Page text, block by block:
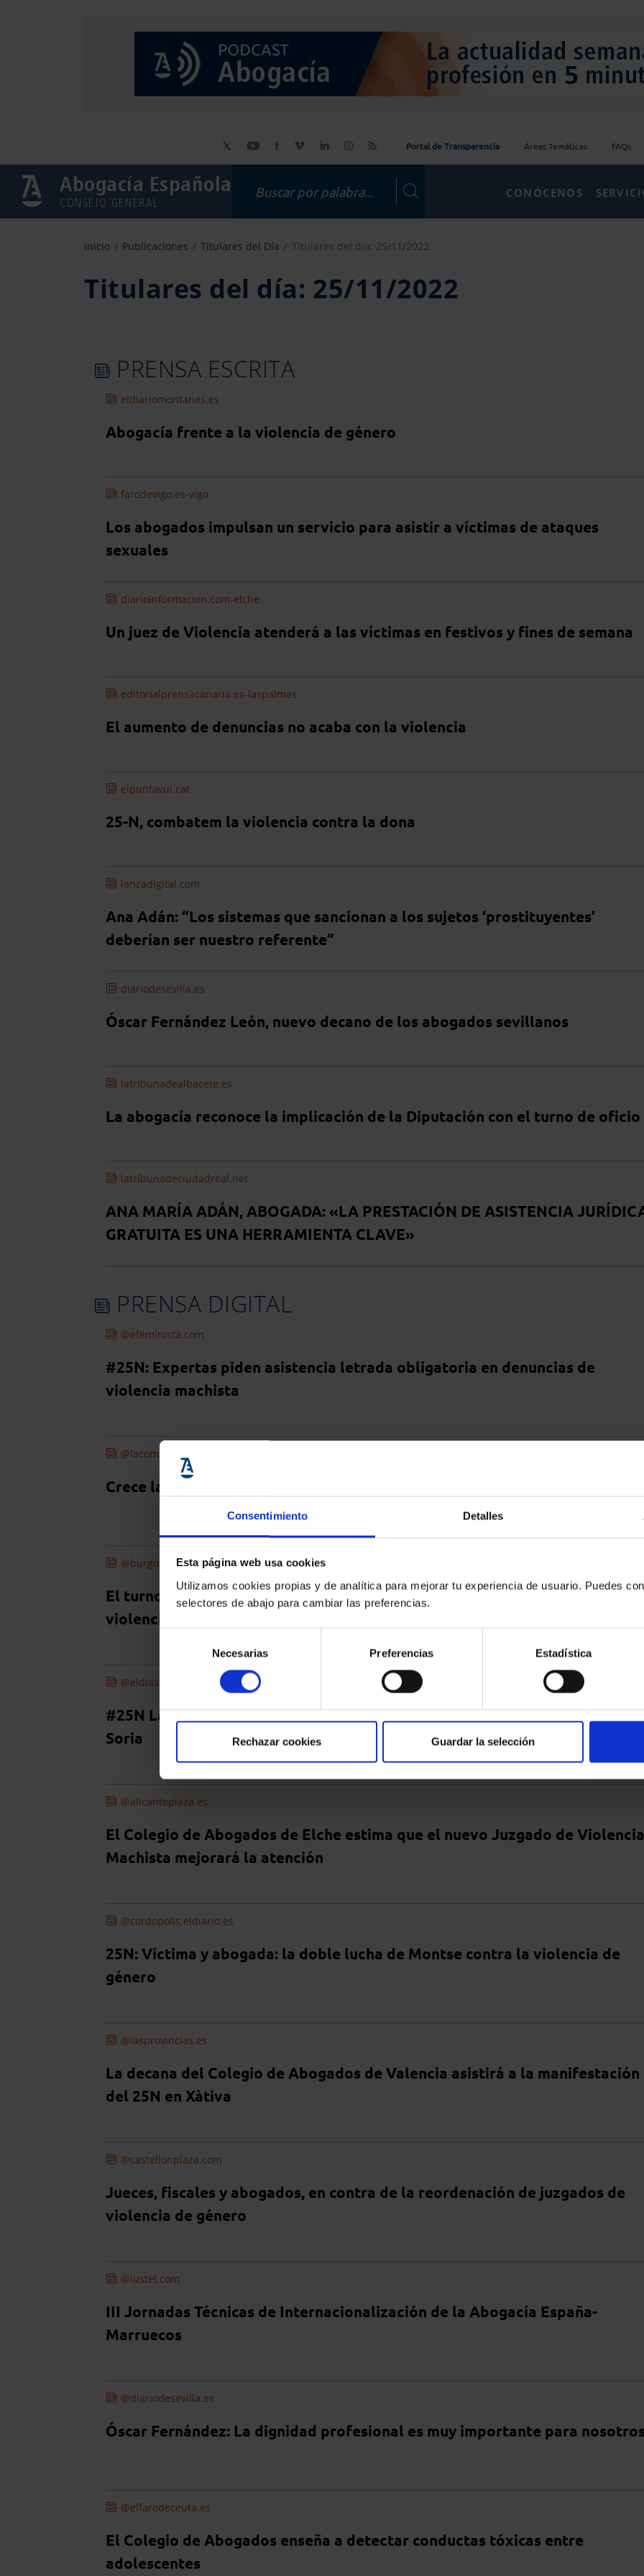
Consentimiento Detalles
Esta página web usa cookies
Utilizamos cookies propias y de analítica para mejorar tu experiencia de usuario. Puedes
selectores de abajo para cambiar las preferencias.
consentimiento
Necesarias Preferencias Estadística
Rechazar cookies Guardar la selección
Portal de Transparencia Áreas Temáticas FAQs
Abogacía Española
CONSEJO GENERAL
CONÓCENOS
Inicio Publicaciones Titulares del Día Titulares del día: 25/11/2022
Titulares del día: 25/11/2022
PRENSA ESCRITA
eldiariomontanes.es
Abogacía frente a la violencia de género
farodevigo.es-vigo
Los abogados impulsan un servicio para asistir a víctimas de ataques
sexuales
diarioinformacion.com-elche
Un juez de Violencia atenderá a las víctimas en festivos y fines de semana
editorialprensacanaria.es-laspalmas
El aumento de denuncias no acaba con la violencia
elpuntavui.cat
25-N, combatem la violencia contra la dona
lanzadigital.com
Ana Adán: “Los sistemas que sancionan a los sujetos ‘prostituyentes’
deberían ser nuestro referente”
diariodesevilla.es
Óscar Fernández León, nuevo decano de los abogados sevillanos
latribunadealbacete.es
La abogacía reconoce la implicación de la Diputación con el turno de oficio
latribunadeciudadreal.net
ANA MARÍA ADÁN, ABOGADA: «LA PRESTACIÓN DE ASISTENCIA
GRATUITA ES UNA HERRAMIENTA CLAVE»
PRENSA DIGITAL
@efeminista.com
#25N: Expertas piden asistencia letrada obligatoria en denuncias de
violencia machista
@lacomarca.net
Crece la atención a mujeres por violencia machista
@burgosconecta.es
El turno de oficio incluye abogados especialistas para las denuncias por
violencia de género
@eldiasoria.es
#25N La tragedia que no cesa: 55 casos de riesgo en Soria | Noticias El Día
Soria
@alicanteplaza.es
El Colegio de Abogados de Elche estima que el nuevo Juzgado de Violencia
Machista mejorará la atención
@cordopolis.eldiario.es
25N: Víctima y abogada: la doble lucha de Montse contra la violencia de
género
@lasprovincias.es
La decana del Colegio de Abogados de Valencia asistirá a la manifestación
del 25N en Xàtiva
@castellonplaza.com
Jueces, fiscales y abogados, en contra de la reordenación de juzgados de
violencia de género
@iustel.com
III Jornadas Técnicas de Internacionalización de la Abogacía España-
Marruecos
@diariodesevilla.es
Óscar Fernández: La dignidad profesional es muy importante para
@elfarodeceuta.es
El Colegio de Abogados enseña a detectar conductas tóxicas entre
adolescentes